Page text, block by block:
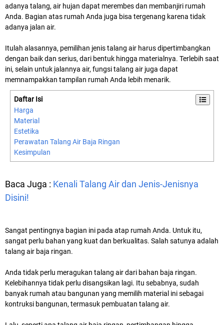
adanya talang, air hujan dapat merembes dan membanjiri rumah
Anda. Bagian atas rumah Anda juga bisa tergenang karena tidak
adanya jalan air.
Itulah alasannya, pemilihan jenis talang air harus dipertimbangkan
dengan baik dan serius, dari bentuk hingga materialnya. Terlebih saat
ini, selain untuk jalannya air, fungsi talang air juga dapat
memnampakkan tampilan rumah Anda lebih menarik.
Daftar Isi
Harga
Material
Estetika
Perawatan Talang Air Baja Ringan
Kesimpulan
Baca Juga : Kenali Talang Air dan Jenis-Jenisnya
Disini!
Sangat pentingnya bagian ini pada atap rumah Anda. Untuk itu,
sangat perlu bahan yang kuat dan berkualitas. Salah satunya adalah
talang air baja ringan.
Anda tidak perlu meragukan talang air dari bahan baja ringan.
Kelebihannya tidak perlu disangsikan lagi. Itu sebabnya, sudah
banyak rumah atau bangunan yang memilih material ini sebagai
kontruksi bangunan, termasuk pembuatan talang air.